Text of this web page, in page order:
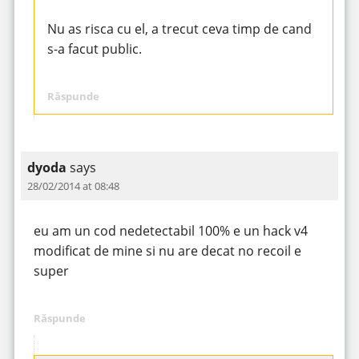
Nu as risca cu el, a trecut ceva timp de cand
s-a facut public.
Răspunde
dyoda says
28/02/2014 at 08:48
eu am un cod nedetectabil 100% e un hack v4
modificat de mine si nu are decat no recoil e
super
Răspunde